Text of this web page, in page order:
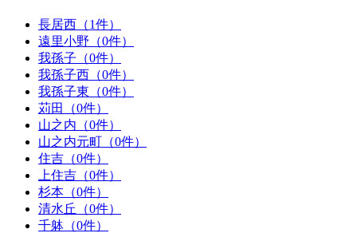
長居西（1件）
遠里小野（0件）
我孫子（0件）
我孫子西（0件）
我孫子東（0件）
苅田（0件）
山之内（0件）
山之内元町（0件）
住吉（0件）
上住吉（0件）
杉本（0件）
清水丘（0件）
千躰（0件）